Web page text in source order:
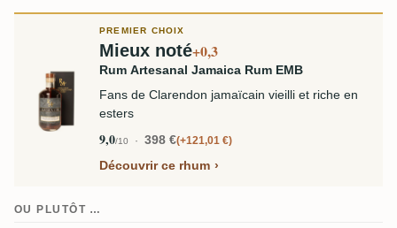
PREMIER CHOIX
Mieux noté+0,3
Rum Artesanal Jamaica Rum EMB
Fans de Clarendon jamaïcain vieilli et riche en
esters
9,0/10 398 € +121,01 €
Découvrir ce rhum
OU PLUTÔT …